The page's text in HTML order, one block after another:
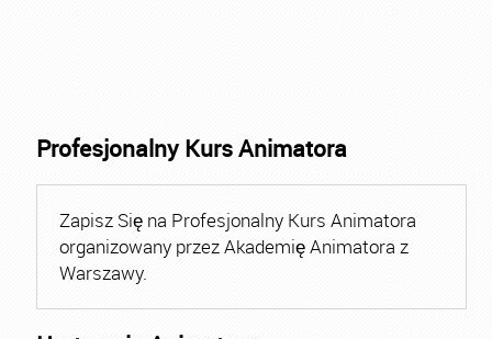
Profesjonalny Kurs Animatora
Zapisz Się na Profesjonalny Kurs Animatora
organizowany przez Akademię Animatora z
Warszawy.